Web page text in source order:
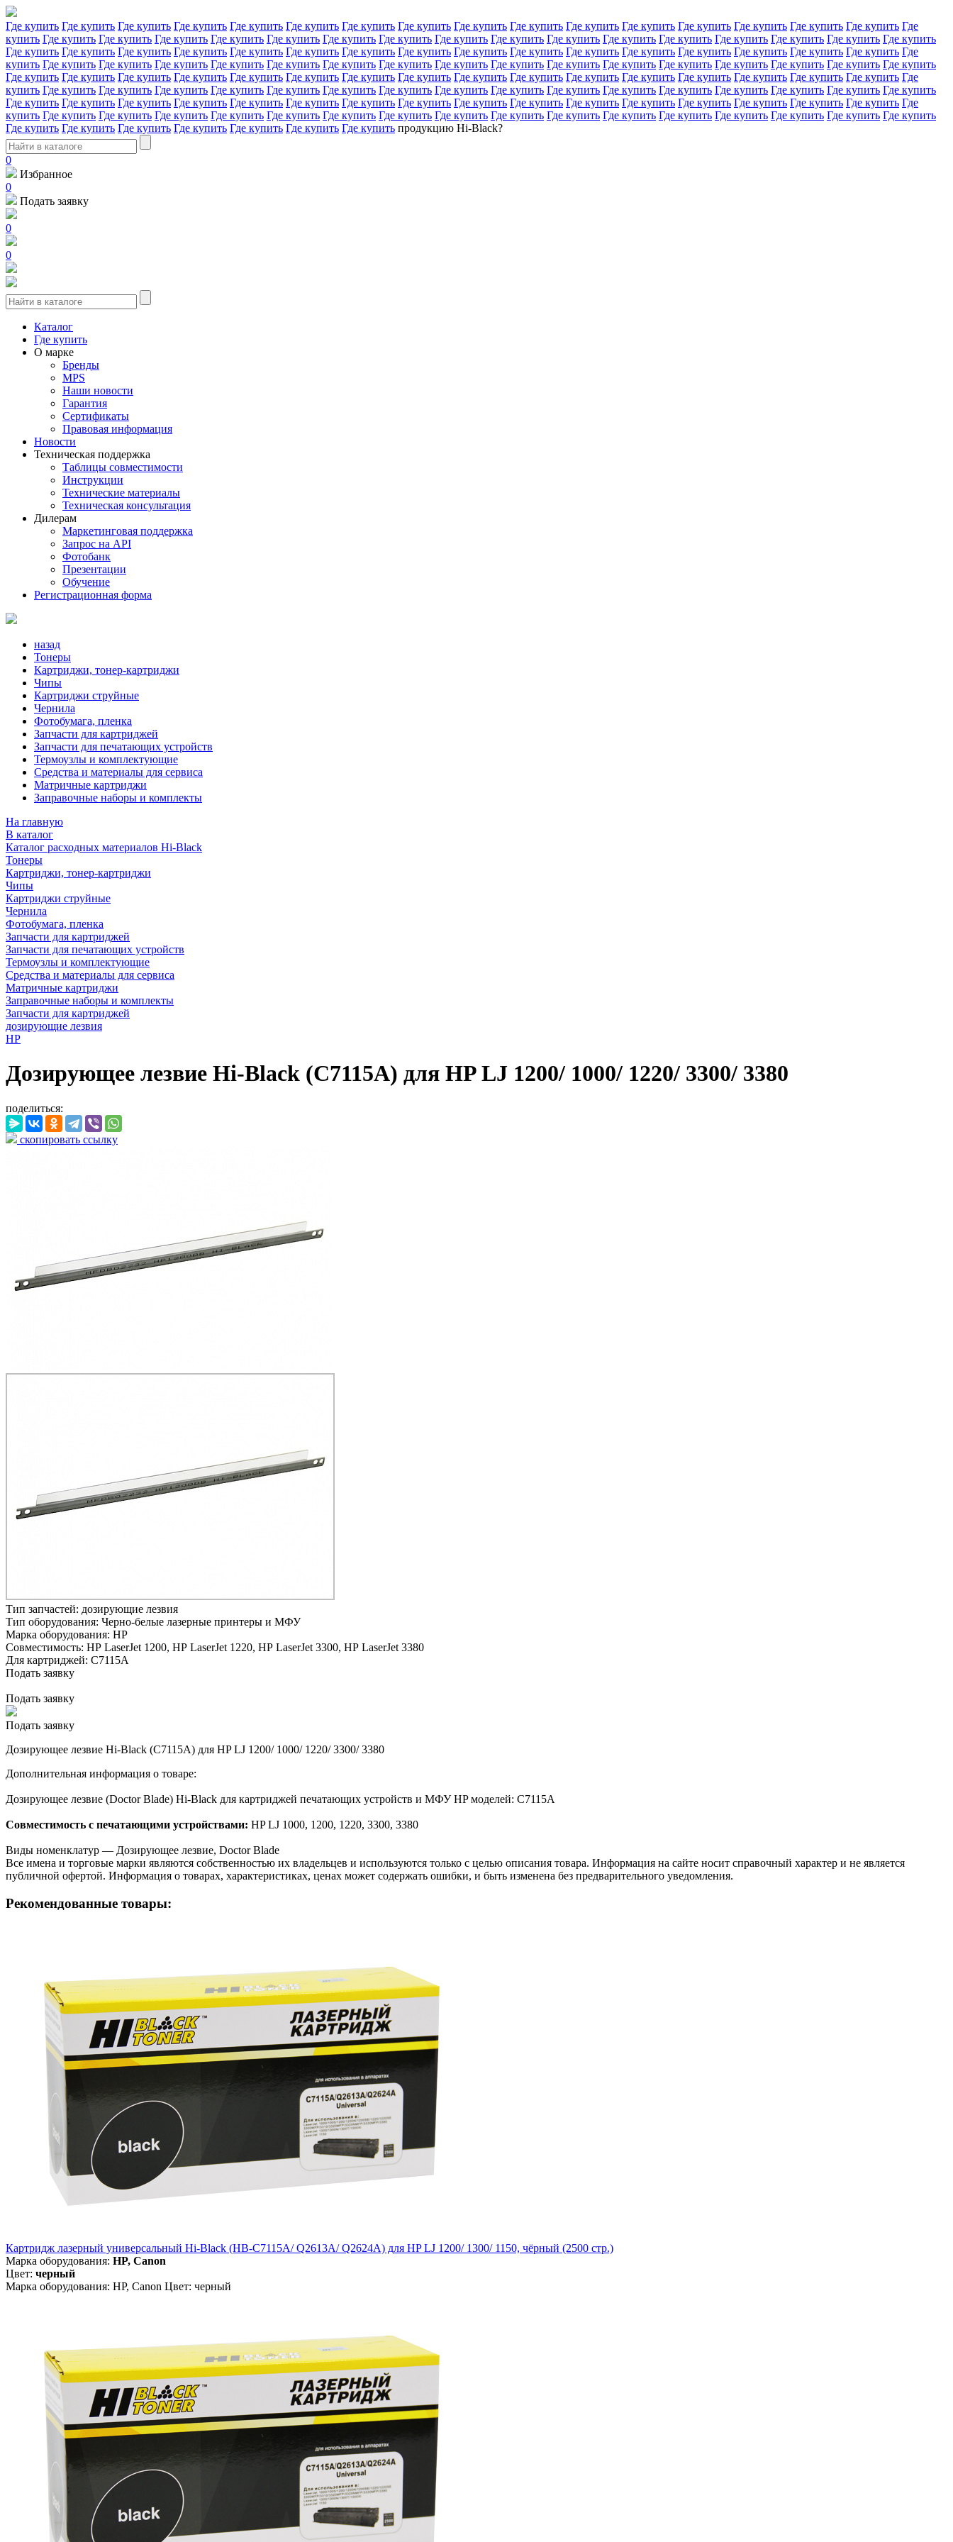
Где купить Где купить Где купить Где купить Где купить Где купить Где купить Где купить Где купить Где купить Где купить Где купить Где купить Где купить Где купить Где купить Где
купить Где купить Где купить Где купить Где купить Где купить Где купить Где купить Где купить Где купить Где купить Где купить Где купить Где купить Где купить Где купить Где купить
Где купить Где купить Где купить Где купить Где купить Где купить Где купить Где купить Где купить Где купить Где купить Где купить Где купить Где купить Где купить Где купить Где
купить Где купить Где купить Где купить Где купить Где купить Где купить Где купить Где купить Где купить Где купить Где купить Где купить Где купить Где купить Где купить Где купить
Где купить Где купить Где купить Где купить Где купить Где купить Где купить Где купить Где купить Где купить Где купить Где купить Где купить Где купить Где купить Где купить Где
купить Где купить Где купить Где купить Где купить Где купить Где купить Где купить Где купить Где купить Где купить Где купить Где купить Где купить Где купить Где купить Где купить
Где купить Где купить Где купить Где купить Где купить Где купить Где купить Где купить Где купить Где купить Где купить Где купить Где купить Где купить Где купить Где купить Где
купить Где купить Где купить Где купить Где купить Где купить Где купить Где купить Где купить Где купить Где купить Где купить Где купить Где купить Где купить Где купить Где купить
Где купить Где купить Где купить Где купить Где купить Где купить Где купить продукцию Hi-Black?
0
Избранное
0
Подать заявку
0
0
Каталог
Где купить
О марке
Бренды
MPS
Наши новости
Гарантия
Сертификаты
Правовая информация
Новости
Техническая поддержка
Таблицы совместимости
Инструкции
Технические материалы
Техническая консультация
Дилерам
Маркетинговая поддержка
Запрос на API
Фотобанк
Презентации
Обучение
Регистрационная форма
назад
Тонеры
Картриджи, тонер-картриджи
Чипы
Картриджи струйные
Чернила
Фотобумага, пленка
Запчасти для картриджей
Запчасти для печатающих устройств
Термоузлы и комплектующие
Средства и материалы для сервиса
Матричные картриджи
Заправочные наборы и комплекты
На главную
В каталог
Каталог расходных материалов Hi-Black
Тонеры
Картриджи, тонер-картриджи
Чипы
Картриджи струйные
Чернила
Фотобумага, пленка
Запчасти для картриджей
Запчасти для печатающих устройств
Термоузлы и комплектующие
Средства и материалы для сервиса
Матричные картриджи
Заправочные наборы и комплекты
Запчасти для картриджей
дозирующие лезвия
HP
Дозирующее лезвие Hi-Black (C7115A) для HP LJ 1200/ 1000/ 1220/ 3300/ 3380
поделиться:
скопировать ссылку
Тип запчастей: дозирующие лезвия
Тип оборудования: Черно-белые лазерные принтеры и МФУ
Марка оборудования: HP
Совместимость: HP LaserJet 1200, HP LaserJet 1220, HP LaserJet 3300, HP LaserJet 3380
Для картриджей: C7115A
Подать заявку
Подать заявку
Подать заявку
Дозирующее лезвие Hi-Black (C7115A) для HP LJ 1200/ 1000/ 1220/ 3300/ 3380
Дополнительная информация о товаре:
Дозирующее лезвие (Doctor Blade) Hi-Black для картриджей печатающих устройств и МФУ HP моделей: C7115A
Совместимость с печатающими устройствами: HP LJ 1000, 1200, 1220, 3300, 3380
Виды номенклатур — Дозирующее лезвие, Doctor Blade
Все имена и торговые марки являются собственностью их владельцев и используются только с целью описания товара. Информация на сайте носит справочный характер и не является
публичной офертой. Информация о товарах, характеристиках, ценах может содержать ошибки, и быть изменена без предварительного уведомления.
Рекомендованные товары:
Картридж лазерный универсальный Hi-Black (HB-C7115A/ Q2613A/ Q2624A) для HP LJ 1200/ 1300/ 1150, чёрный (2500 стр.)
Марка оборудования: HP, Canon
Цвет: черный
Марка оборудования: HP, Canon Цвет: черный